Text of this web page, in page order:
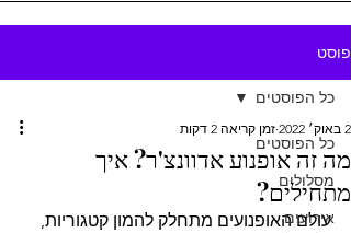
פוסט
כל הפוסטים
מסלולים
אירועים
כל הפוסטים
מה זה אופנוע אדוונצ'ר? איך
מתחילים?
2 באוק׳ 2022 זמן קריאה 2 דקות
עולם האופנועים מתחלק להמון קטגוריות,